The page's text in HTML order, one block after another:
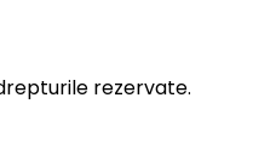
rezervate.